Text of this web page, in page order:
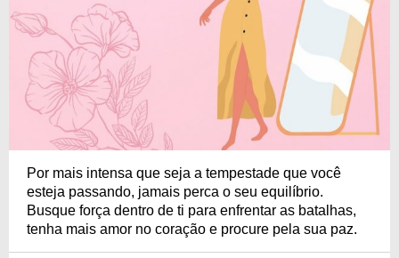
Por mais intensa que seja a tempestade que você
esteja passando, jamais perca o seu equilíbrio.
Busque força dentro de ti para enfrentar as batalhas,
tenha mais amor no coração e procure pela sua paz.